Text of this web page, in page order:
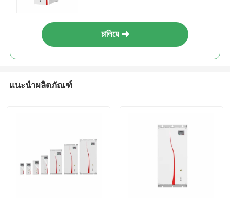
চালিয়ে
แนะนำผลิตภัณฑ์